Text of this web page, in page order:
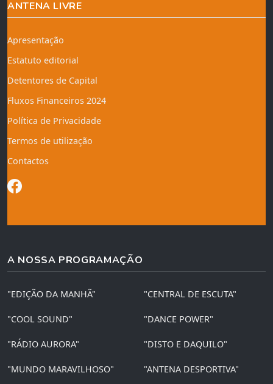
ANTENA LIVRE
Apresentação
Estatuto editorial
Detentores de Capital
Fluxos Financeiros 2024
Política de Privacidade
Termos de utilização
Contactos
A NOSSA PROGRAMAÇÃO
"EDIÇÃO DA MANHÃ" "CENTRAL DE ESCUTA"
"COOL SOUND" "DANCE POWER"
"RÁDIO AURORA" "DISTO E DAQUILO"
"MUNDO MARAVILHOSO" "ANTENA DESPORTIVA"